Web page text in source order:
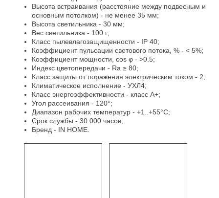
Высота встраивания (расстояние между подвесным и
основным потолком) - не менее 35 мм;
Высота светильника - 30 мм;
Вес светильника - 100 г;
Класс пылевлагозащищенности - IP 40;
Коэффициент пульсации светового потока, % - < 5%;
Коэффициент мощности, cos φ - >0.5;
Индекс цветопередачи - Ra ≥ 80;
Класс защиты от поражения электрическим током - 2;
Климатическое исполнение - УХЛ4;
Класс энергоэффективности - класс А+;
Угол рассеивания - 120°;
Диапазон рабочих температур - +1..+55°C;
Срок службы - 30 000 часов;
Бренд - IN HOME.